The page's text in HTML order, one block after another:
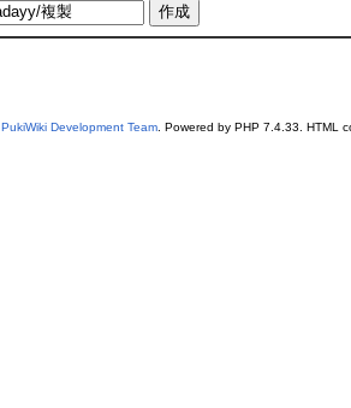
PukiWiki Development Team. Powered by PHP 7.4.33. HTML